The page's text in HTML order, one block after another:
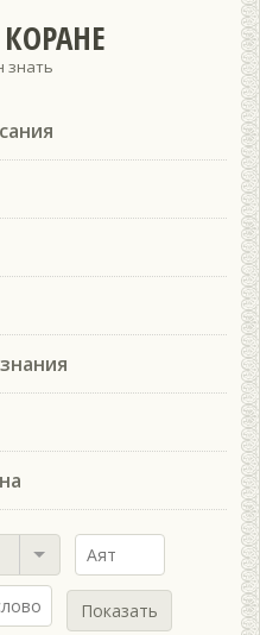
знать
Показать